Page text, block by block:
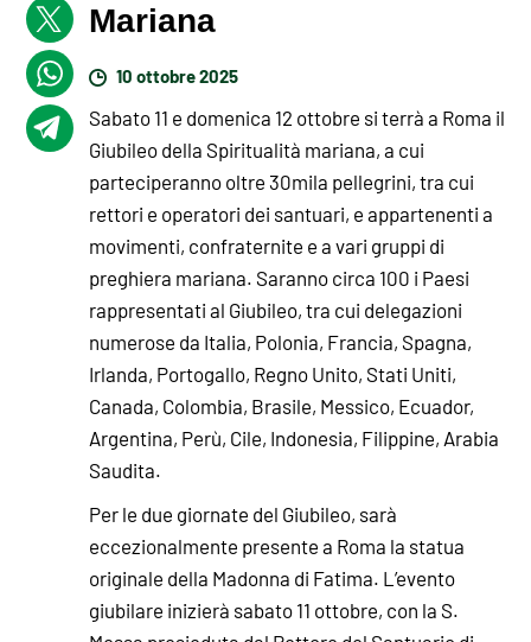
Mariana
10 ottobre 2025
Sabato 11 e domenica 12 ottobre si terrà a Roma il
Giubileo della Spiritualità mariana, a cui
parteciperanno oltre 30mila pellegrini, tra cui
rettori e operatori dei santuari, e appartenenti a
movimenti, confraternite e a vari gruppi di
preghiera mariana. Saranno circa 100 i Paesi
rappresentati al Giubileo, tra cui delegazioni
numerose da Italia, Polonia, Francia, Spagna,
Irlanda, Portogallo, Regno Unito, Stati Uniti,
Canada, Colombia, Brasile, Messico, Ecuador,
Argentina, Perù, Cile, Indonesia, Filippine, Arabia
Saudita.
Per le due giornate del Giubileo, sarà
eccezionalmente presente a Roma la statua
originale della Madonna di Fatima. L’evento
giubilare inizierà sabato 11 ottobre, con la S.